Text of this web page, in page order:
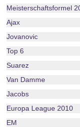
Meisterschaftsformel
Ajax
Jovanovic
Top 6
Suarez
Van Damme
Jacobs
Europa League 2010
EM